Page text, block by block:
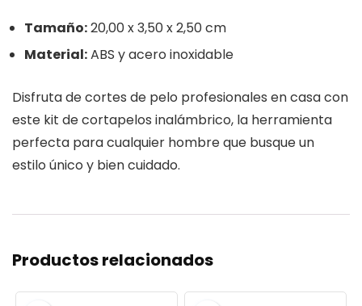
Tamaño:20,00 x 3,50 x 2,50 cm
Material:ABS y acero inoxidable
Disfruta de cortes de pelo profesionales en casa con
este kit de cortapelos inalámbrico, la herramienta
perfecta para cualquier hombre que busque un
estilo único y bien cuidado.
Productos relacionados